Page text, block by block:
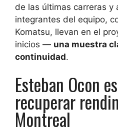
de las últimas carreras y
integrantes del equipo,
Komatsu, llevan en el
inicios — una muestra
continuidad.
Esteban Ocon
recuperar
Montreal